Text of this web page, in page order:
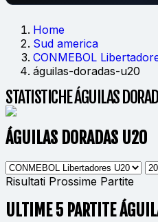
Home
Sud america
CONMEBOL
águilas-doradas-u20
STATISTICHE ÁGUILAS
ÁGUILAS DORADAS U20
Risultati Prossime Partite
ULTIME 5 PARTITE